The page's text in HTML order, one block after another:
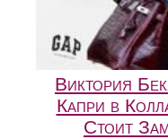
Виктория
Капри в
Стоит